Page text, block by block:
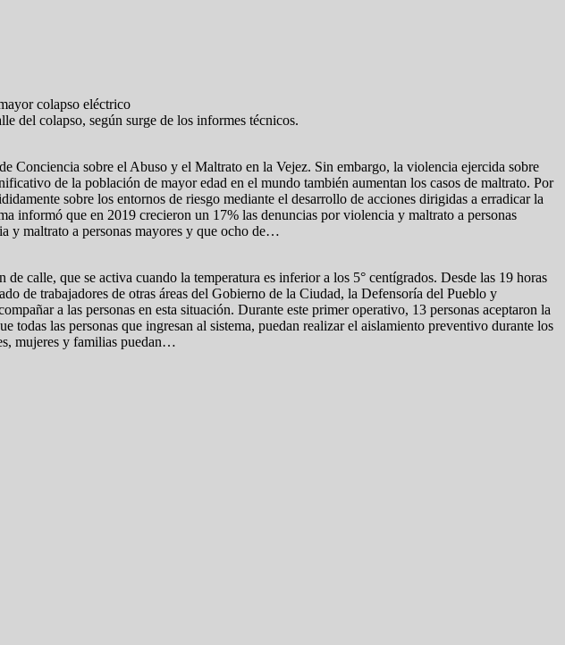
colapso eléctrico
del colapso, según surge de los informes técnicos.
Conciencia sobre el Abuso y el Maltrato en la Vejez. Sin embargo, la violencia ejercida sobre
de la población de mayor edad en el mundo también aumentan los casos de maltrato. Por
sobre los entornos de riesgo mediante el desarrollo de acciones dirigidas a erradicar la
que en 2019 crecieron un 17% las denuncias por violencia y maltrato a personas
y maltrato a personas mayores y que ocho de…
calle, que se activa cuando la temperatura es inferior a los 5° centígrados. Desde las 19 horas
de trabajadores de otras áreas del Gobierno de la Ciudad, la Defensoría del Pueblo y
a las personas en esta situación. Durante este primer operativo, 13 personas aceptaron la
las personas que ingresan al sistema, puedan realizar el aislamiento preventivo durante los
mujeres y familias puedan…